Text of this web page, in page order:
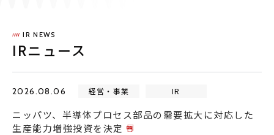
お問い合わせ
IR NEWS
IRニュース
2026.08.06 経営・事業 IR
ニッパツ、半導体プロセス部品の需要拡大に対応した
生産能力増強投資を決定